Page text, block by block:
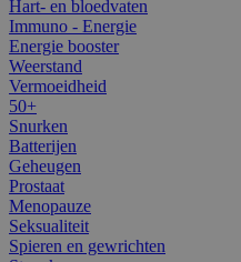
Hart- en bloedvaten
Immuno - Energie
Energie booster
Weerstand
Vermoeidheid
50+
Snurken
Batterijen
Geheugen
Prostaat
Menopauze
Seksualiteit
Spieren en gewrichten